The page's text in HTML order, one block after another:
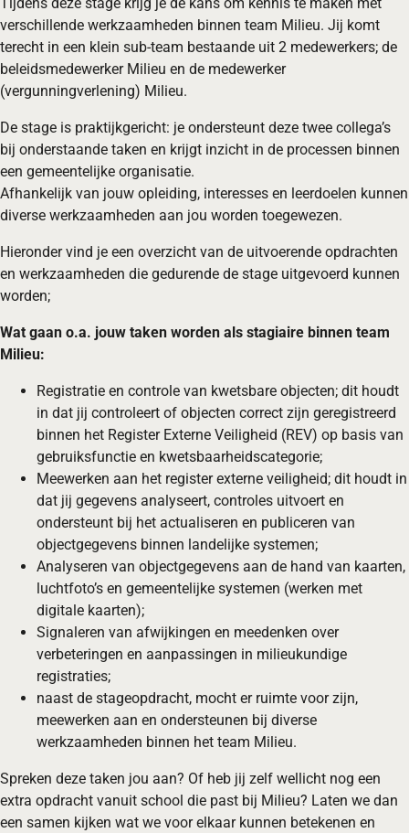
verschillende werkzaamheden binnen team Milieu. Jij komt
terecht in een klein sub-team bestaande uit 2 medewerkers; de
beleidsmedewerker Milieu en de medewerker
(vergunningverlening) Milieu.
De stage is praktijkgericht: je ondersteunt deze twee collega’s
bij onderstaande taken en krijgt inzicht in de processen binnen
een gemeentelijke organisatie.
Afhankelijk van jouw opleiding, interesses en leerdoelen kunnen
diverse werkzaamheden aan jou worden toegewezen.
Hieronder vind je een overzicht van de uitvoerende opdrachten
en werkzaamheden die gedurende de stage uitgevoerd kunnen
worden;
Wat gaan o.a. jouw taken worden als stagiaire binnen team
Milieu:
Registratie en controle van kwetsbare objecten; dit houdt
in dat jij controleert of objecten correct zijn geregistreerd
binnen het Register Externe Veiligheid (REV) op basis van
gebruiksfunctie en kwetsbaarheidscategorie;
Meewerken aan het register externe veiligheid; dit houdt in
dat jij gegevens analyseert, controles uitvoert en
ondersteunt bij het actualiseren en publiceren van
objectgegevens binnen landelijke systemen;
Analyseren van objectgegevens aan de hand van kaarten,
luchtfoto’s en gemeentelijke systemen (werken met
digitale kaarten);
Signaleren van afwijkingen en meedenken over
verbeteringen en aanpassingen in milieukundige
registraties;
naast de stageopdracht, mocht er ruimte voor zijn,
meewerken aan en ondersteunen bij diverse
werkzaamheden binnen het team Milieu.
Spreken deze taken jou aan? Of heb jij zelf wellicht nog een
extra opdracht vanuit school die past bij Milieu? Laten we dan
een samen kijken wat we voor elkaar kunnen betekenen en